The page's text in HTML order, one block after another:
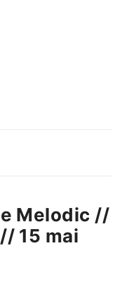
Melodic //
15 mai